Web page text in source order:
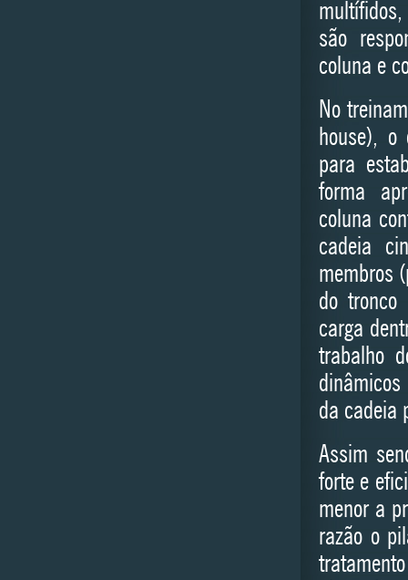
são
coluna e
No
house), o
para
forma
coluna
cadeia
membros
do tronco
carga
trabalho
da cadeia
Assim
forte e
menor a
razão o